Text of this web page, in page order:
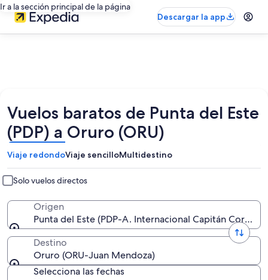
Ir a la sección principal de la página
Descargar la app
Vuelos baratos de Punta del Este
(PDP) a Oruro (ORU)
Viaje redondoViaje sencilloMultidestino
Solo vuelos directos
Origen
Punta del Este (PDP-A. Internacional Capitán
Destino
Oruro (ORU-Juan Mendoza)
Selecciona las fechas